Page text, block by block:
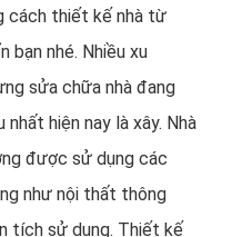
cách thiết kế nhà từ
bạn nhé. Nhiều xu
sửa chữa nhà đang
hiện nay là xây. Nhà
được sử dụng các
như nội thất thông
tích sử dụng. Thiết kế